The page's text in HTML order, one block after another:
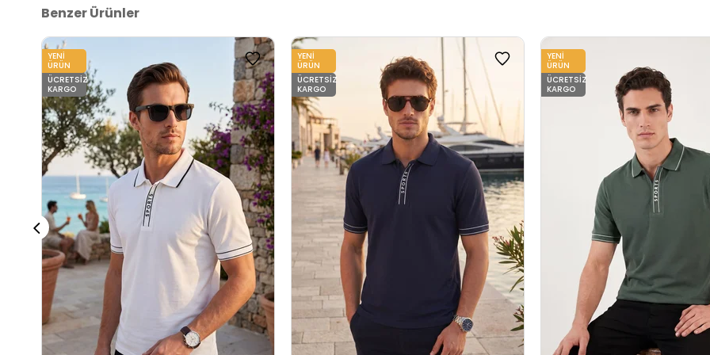
Benzer Ürünler
YENI
ÜRÜN
ÜCRETSIZ
KARGO
YENI
ÜRÜN
ÜCRETSIZ
KARGO
YENI
ÜRÜN
ÜCRETSIZ
KARGO